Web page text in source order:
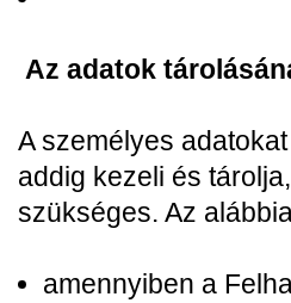
Az adatok
A személyes
addig kezeli és
szükséges. Az
amennyiben a